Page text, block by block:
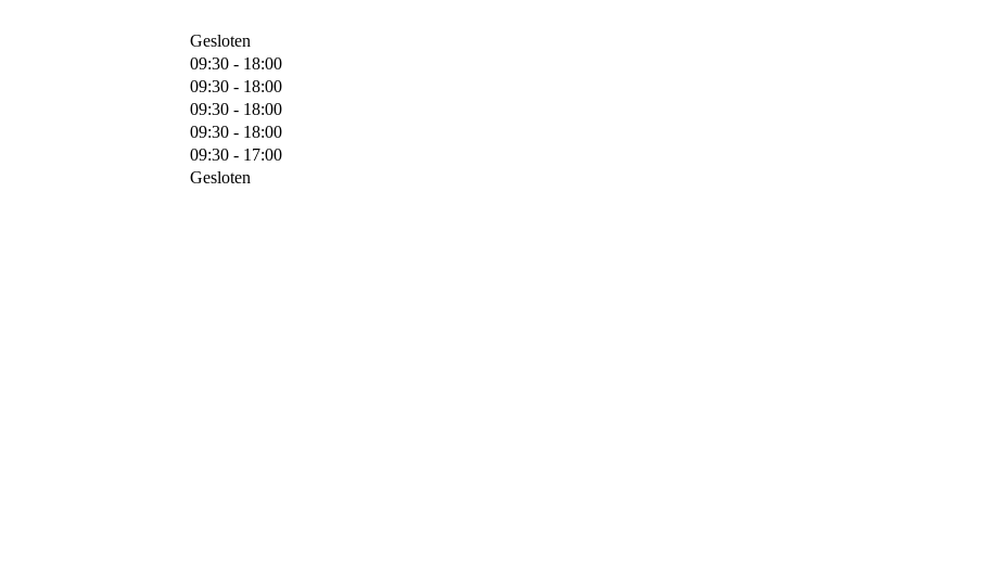
Gesloten
09:30 - 18:00
09:30 - 18:00
09:30 - 18:00
09:30 - 18:00
09:30 - 17:00
Gesloten